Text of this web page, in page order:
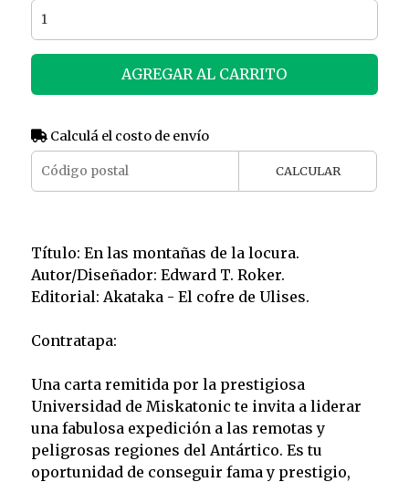
AGREGAR AL CARRITO
Calculá el costo de envío
CALCULAR
Título: En las montañas de la locura.
Autor/Diseñador: Edward T. Roker.
Editorial: Akataka - El cofre de Ulises.
Contratapa:
Una carta remitida por la prestigiosa
Universidad de Miskatonic te invita a liderar
una fabulosa expedición a las remotas y
peligrosas regiones del Antártico. Es tu
oportunidad de conseguir fama y prestigio,